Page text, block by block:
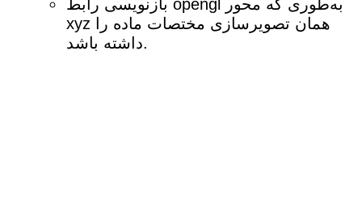
بازنویسی رابط opengl به‌طوری که محور
xyz همان تصویرسازی مختصات ماده را
داشته باشد.